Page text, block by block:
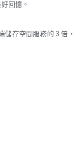
回憶。
儲存空間服務的 3 倍，
多餘的干擾元素，修
擇。
、「在群山環繞的湖上